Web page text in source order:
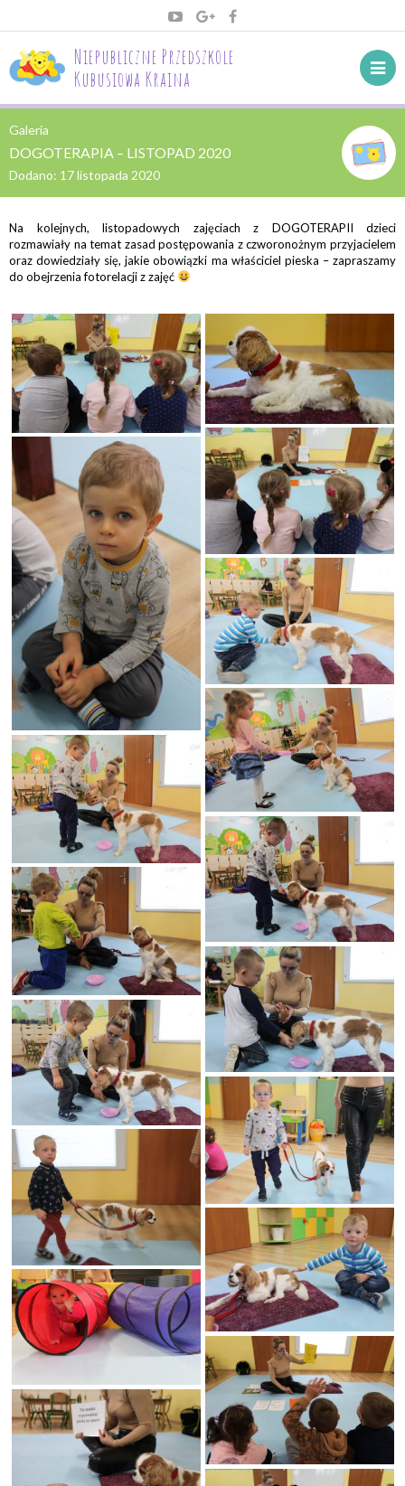
Niepubliczne Przedszkole
Kubusiowa Kraina
Galeria
DOGOTERAPIA – LISTOPAD 2020
Dodano: 17 listopada 2020
Na kolejnych, listopadowych zajęciach z DOGOTERAPII dzieci
rozmawiały na temat zasad postępowania z czworonożnym przyjacielem
oraz dowiedziały się, jakie obowiązki ma właściciel pieska – zapraszamy
do obejrzenia fotorelacji z zajęć